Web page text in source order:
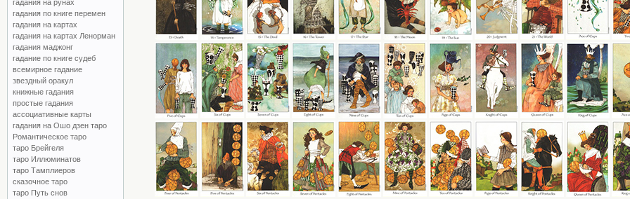
гадания на рунах
гадания по книге перемен
гадания на картах
гадания на картах Ленорман
гадания маджонг
гадание по книге судеб
всемирное гадание
звездный оракул
книжные гадания
простые гадания
ассоциативные карты
гадания на Ошо дзен таро
Романтическое таро
таро Брейгеля
таро Иллюминатов
таро Тамплиеров
сказочное таро
таро Путь снов